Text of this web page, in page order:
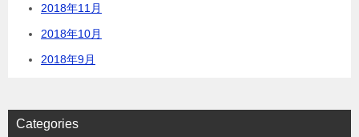
2018年11月
2018年10月
2018年9月
Categories